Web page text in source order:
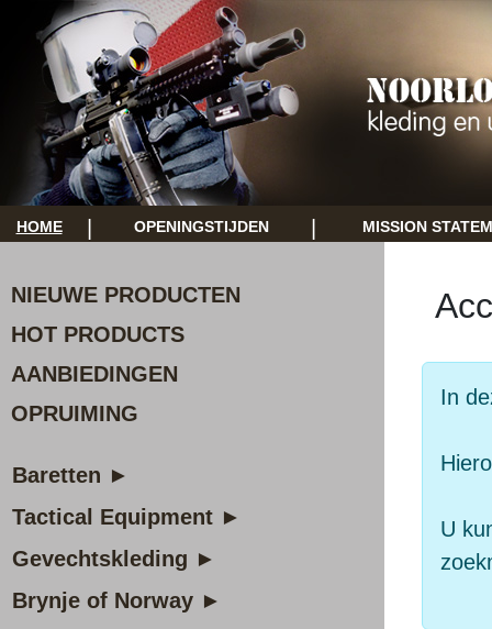
HOME OPENINGSTIJDEN MISSION
NIEUWE PRODUCTEN
HOT PRODUCTS
AANBIEDINGEN
OPRUIMING
Baretten ►
Tactical Equipment ►
Gevechtskleding ►
Brynje of Norway ►
In
U